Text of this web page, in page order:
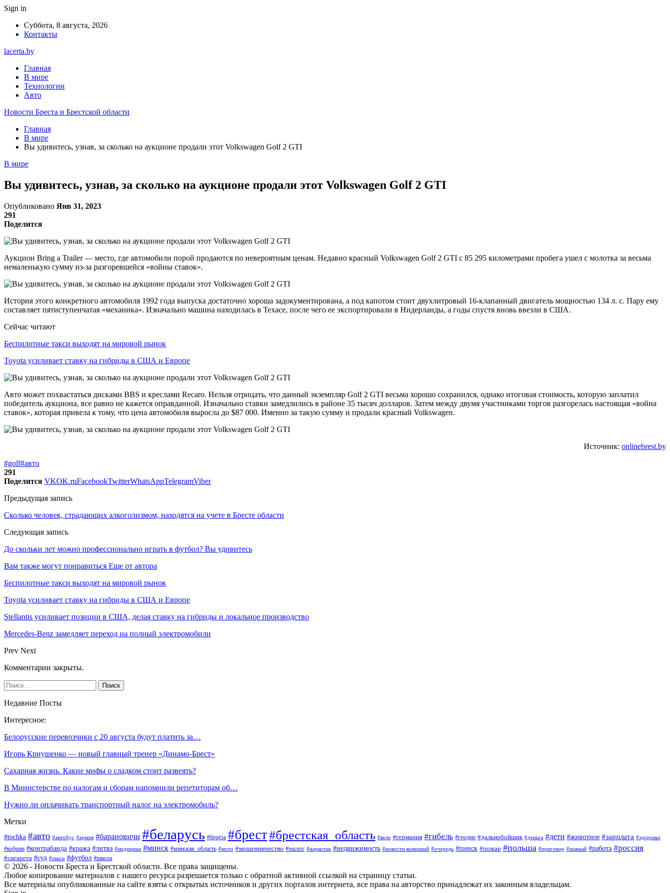
Sign in
Суббота, 8 августа, 2026
Контакты
lacerta.by
Главная
В мире
Технологии
Авто
Новости Бреста и Брестской области
Главная
В мире
Вы удивитесь, узнав, за сколько на аукционе продали этот Volkswagen Golf 2 GTI
В мире
Вы удивитесь, узнав, за сколько на аукционе продали этот Volkswagen Golf 2 GTI
Опубликовано Янв 31, 2023
291
Поделится
Аукцион Bring a Trailer — место, где автомобили порой продаются по невероятным ценам. Недавно красный Volkswagen Golf 2 GTI с 85 295 километрами пробега ушел с молотка за весьма
немаленькую сумму из-за разгоревшейся «войны ставок».
История этого конкретного автомобиля 1992 года выпуска достаточно хороша задокументирована, а под капотом стоит двухлитровый 16-клапанный двигатель мощностью 134 л. с. Пару ему
составляет пятиступенчатая «механика». Изначально машина находилась в Техасе, после чего ее экспортировали в Нидерланды, а годы спустя вновь ввезли в США.
Сейчас читают
Беспилотные такси выходят на мировой рынок
Toyota усиливает ставку на гибриды в США и Европе
Авто может похвастаться дисками BBS и креслами Recaro. Нельзя отрицать, что данный экземпляр Golf 2 GTI весьма хорошо сохранился, однако итоговая стоимость, которую заплатил
победитель аукциона, все равно не кажется оправданной. Изначально ставки замедлились в районе 35 тысяч долларов. Затем между двумя участниками торгов разгорелась настоящая «война
ставок», которая привела к тому, что цена автомобиля выросла до $87 000. Именно за такую сумму и продали красный Volkswagen.
Источник: onlinebrest.by
#golf#авто
291
Поделится VKOK.ruFacebookTwitterWhatsAppTelegramViber
Предыдущая запись
Сколько человек, страдающих алкоголизмом, находятся на учете в Бресте области
Следующая запись
До скольки лет можно профессионально играть в футбол? Вы удивитесь
Вам также могут понравиться Еще от автора
Беспилотные такси выходят на мировой рынок
Toyota усиливает ставку на гибриды в США и Европе
Stellantis усиливает позиции в США, делая ставку на гибриды и локальное производство
Mercedes-Benz замедляет переход на полный электромобили
Prev Next
Комментарии закрыты.
Недавние Посты
Интересное:
Белорусские перевозчики с 20 августа будут платить за…
Игорь Криушенко — новый главный тренер «Динамо-Брест»
Сахарная жизнь. Какие мифы о сладком стоит развеять?
В Министерстве по налогам и сборам напомнили репетиторам об…
Нужно ли оплачивать транспортный налог на электромобиль?
Метки
#tochka #авто #автобус #армия #барановичи #беларусь #берёза #брест#брестская_область #вело #германия #гибель #гродно #дальнобойщик #деньга #дети #животное #зарплата #здоровье
#кобрин #контрабанда #кража #литва #медицина #минск #минская_область #мото #мошенничество #налог #наркотик #недвижимость #новости компаний #очередь #пинск #пожар #польша #приговор #пьяный #работа #россия
#сигарета #суд #такси #футбол #школа
© 2026 - Новости Бреста и Брестской области. Все права защищены.
Любое копирование материалов с нашего ресурса разрешается только с обратной активной ссылкой на страницу статьи.
Все материалы опубликованные на сайте взяты с открытых источников и других порталов интернета, все права на авторство принадлежат их законным владельцам.